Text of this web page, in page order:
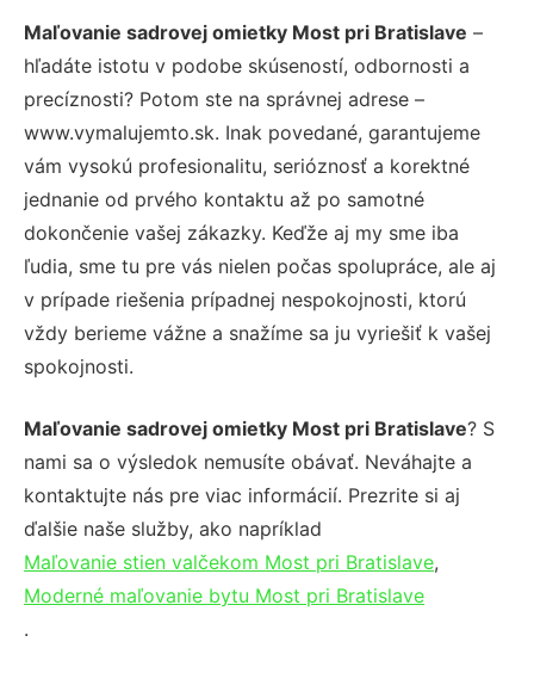
Maľovanie sadrovej omietky Most pri Bratislave –
hľadáte istotu v podobe skúseností, odbornosti a
precíznosti? Potom ste na správnej adrese –
www.vymalujemto.sk. Inak povedané, garantujeme
vám vysokú profesionalitu, serióznosť a korektné
jednanie od prvého kontaktu až po samotné
dokončenie vašej zákazky. Keďže aj my sme iba
ľudia, sme tu pre vás nielen počas spolupráce, ale aj
v prípade riešenia prípadnej nespokojnosti, ktorú
vždy berieme vážne a snažíme sa ju vyriešiť k vašej
spokojnosti.
Maľovanie sadrovej omietky Most pri Bratislave? S
nami sa o výsledok nemusíte obávať. Neváhajte a
kontaktujte nás pre viac informácií. Prezrite si aj
ďalšie naše služby, ako napríklad
Maľovanie stien valčekom Most pri Bratislave,
Moderné maľovanie bytu Most pri Bratislave
.